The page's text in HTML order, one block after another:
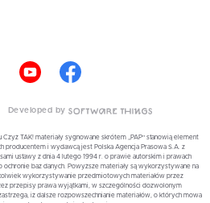
Developed by
TAK! materiały sygnowane skrótem „PAP” stanowią element
producentem i wydawcą jest Polska Agencja Prasowa S.A. z
ustawy z dnia 4 lutego 1994 r. o prawie autorskim i prawach
ochronie baz danych. Powyższe materiały są wykorzystywane na
wykorzystywanie przedmiotowych materiałów przez
przepisy prawa wyjątkami, w szczególności dozwolonym
iż dalsze rozpowszechnianie materiałów, o których mowa